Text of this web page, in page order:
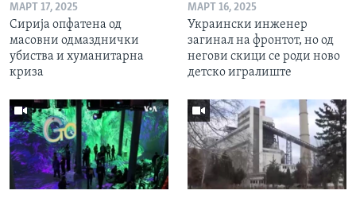
МАРТ 17, 2025
Сирија опфатена од
масовни одмазднички
убиства и хуманитарна
криза
МАРТ 16, 2025
Украински инженер
загинал на фронтот, но од
негови скици се роди ново
детско игралиште